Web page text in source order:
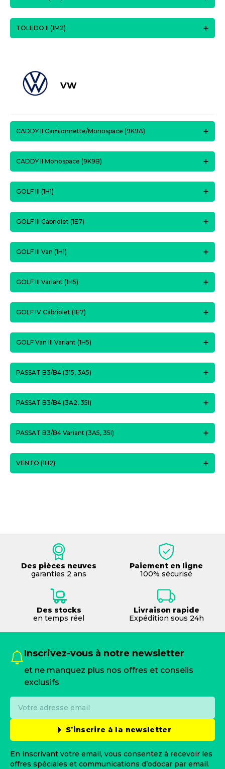
TOLEDO II (1M2)
VW
CADDY II Camionnette/Monospace (9K9A)
CADDY II Monospace (9K9B)
GOLF III (1H1)
GOLF III Cabriolet (1E7)
GOLF III Van (1H1)
GOLF III Variant (1H5)
GOLF IV Cabriolet (1E7)
GOLF Van III Variant (1H5)
PASSAT B3/B4 (315, 3A5)
PASSAT B3/B4 (3A2, 35I)
PASSAT B3/B4 Variant (3A5, 35I)
VENTO (1H2)
Des pièces neuves
garanties 2 ans
Paiement en ligne
100% sécurisé
Des stocks
en temps réel
Livraison rapide
Expédition sous 24h
Inscrivez-vous à notre newsletter
et ne manquez plus nos offres et conseils
exclusifs
S’inscrire à la newsletter
En inscrivant votre email, vous consentez à recevoir les
offres spéciales et communications d’odocar par email.